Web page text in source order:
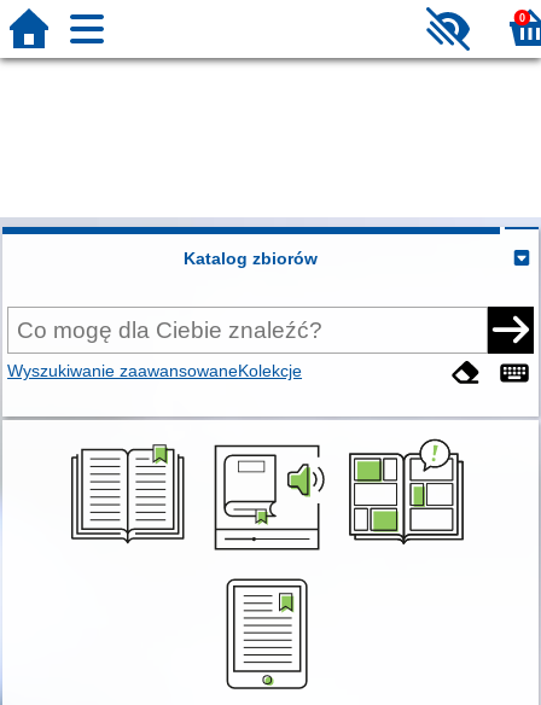
0
Katalog zbiorów
Wyszukiwanie zaawansowaneKolekcje